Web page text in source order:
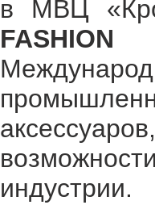
в МВЦ
FASHION